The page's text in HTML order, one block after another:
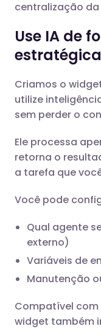
centralização
Use IA de
Criamos o
utilize
sem perder o
Ele processa
retorna o
a tarefa que
Você pode
Qual agente
externo)
Variáveis de
Manutenção
Compatível com
widget também